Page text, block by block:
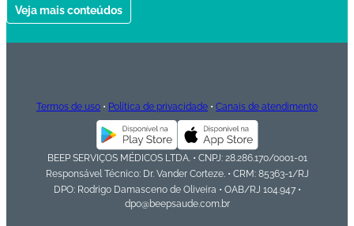
Veja mais conteúdos
Termos de uso • Política de privacidade • Canais de atendimento
BEEP SERVIÇOS MÉDICOS LTDA. • CNPJ: 28.286.170/0001-01
Responsável Técnico: Dr. Vander Corteze. • CRM: 85363-1/RJ
DPO: Rodrigo Damasceno de Oliveira • OAB/RJ 104.947 •
dpo@beepsaude.com.br